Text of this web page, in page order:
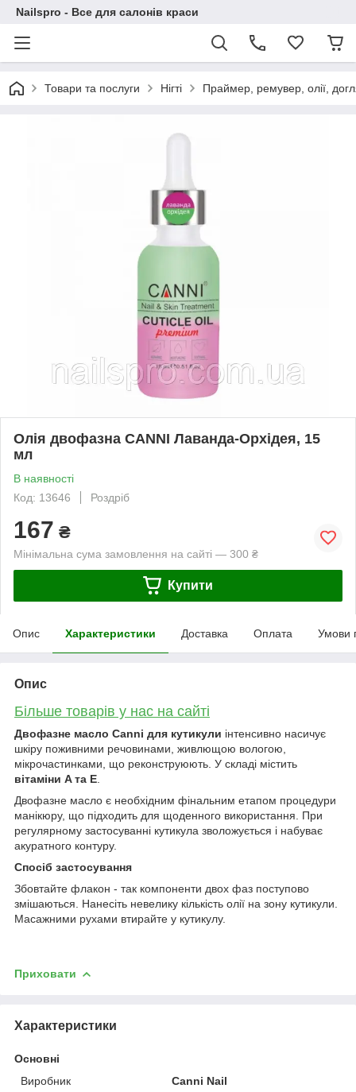
Nailspro - Все для салонів краси
Товари та послуги Нігті Праймер, ремувер, олії,
Олія двофазна CANNI Лаванда-Орхідея, 15
мл
В наявності
Код: 13646
Роздріб
167 ₴
Мінімальна сума замовлення на сайті — 300 ₴
Купити
Опис Характеристики Доставка Оплата Умови
Опис
Більше товарів у нас на сайті
Двофазне масло Canni для кутикули інтенсивно насичує
шкіру поживними речовинами, живлющою вологою,
мікрочастинками, що реконструюють. У складі містить
вітаміни A та E
Двофазне масло є необхідним фінальним етапом процедури
манікюру, що підходить для щоденного використання. При
регулярному застосуванні кутикула зволожується і набуває
акуратного контуру.
Спосіб застосування
Збовтайте флакон - так компоненти двох фаз поступово
змішаються. Нанесіть невелику кількість олії на зону кутикули.
Масажними рухами втирайте у кутикулу.
Приховати
Характеристики
Основні
Виробник
Canni Nail